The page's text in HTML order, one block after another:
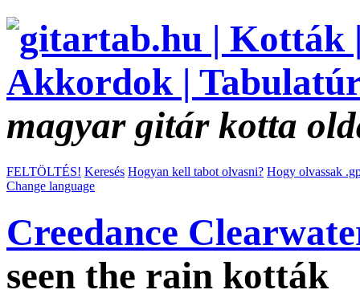
magyar gitár kotta
FELTÖLTÉS! Keresés Hogyan kell tabot olvasni? Hogy olvassak
Change language
Creedance
seen the rain kották